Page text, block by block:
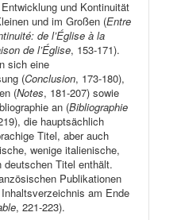
und Kontinuität
und im Großen (Entre
de l’Église à la
de l’Église, 153-171).
sich eine
(Conclusion, 173-180),
(Notes, 181-207) sowie
an (Bibliographie
die hauptsächlich
Titel, aber auch
wenige italienische,
deutschen Titel enthält.
Publikationen
am Ende
, 221-223).